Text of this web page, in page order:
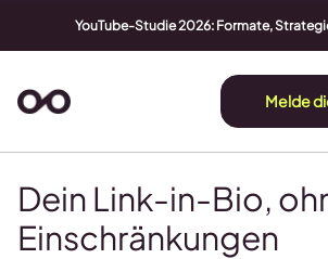
YouTube-Studie 2026: Formate,
Melde
Dein Link-in-Bio,
Einschränkungen